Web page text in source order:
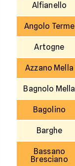
Alfianello
Angolo Terme
Artogne
Azzano Mella
Bagnolo Mella
Bagolino
Barghe
Bassano
Bresciano